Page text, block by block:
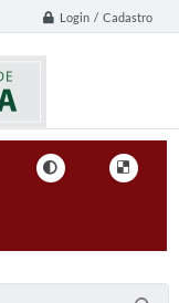
Login / Cadastro